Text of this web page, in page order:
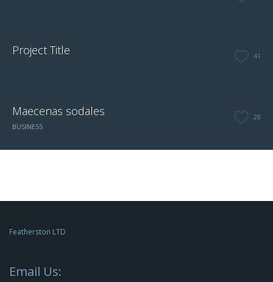
Project Title 41
Maecenas sodales
BUSINESS
28
Featherston LTD
Email Us: